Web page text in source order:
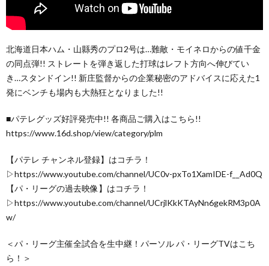
北海道日本ハム・山縣秀のプロ2号は…難敵・モイネロからの値千金
の同点弾!! ストレートを弾き返した打球はレフト方向へ伸びてい
き…スタンドイン!! 新庄監督からの企業秘密のアドバイスに応えた1
発にベンチも場内も大熱狂となりました!!
■パテレグッズ好評発売中!! 各商品ご購入はこちら!!
https://www.16d.shop/view/category/plm
【パテレ チャンネル登録】はコチラ！
▷https://www.youtube.com/channel/UC0v-pxTo1XamIDE-f__Ad0Q
【パ・リーグの過去映像】はコチラ！
▷https://www.youtube.com/channel/UCrjlKkKTAyNn6gekRM3p0A
w/
＜パ・リーグ主催全試合を生中継！パーソル パ・リーグTVはこち
ら！＞